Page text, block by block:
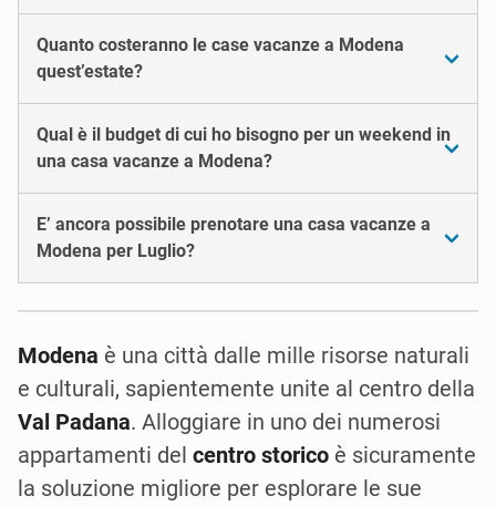
Quanto costeranno le case vacanze a Modena
quest’estate?
Qual è il budget di cui ho bisogno per un weekend in
una casa vacanze a Modena?
E’ ancora possibile prenotare una casa vacanze a
Modena per Luglio?
Modena è una città dalle mille risorse naturali
e culturali, sapientemente unite al centro della
Val Padana. Alloggiare in uno dei numerosi
appartamenti del centro storico è sicuramente
la soluzione migliore per esplorare le sue